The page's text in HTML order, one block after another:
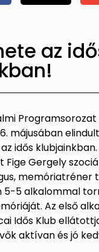
az
Programsorozat
májusában
idős klubjainkban.
Fige Gergely
memóriatréner
5-5 alkalommal
Az első
Idős Klub
aktívan és jó